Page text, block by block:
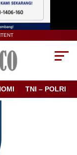
TNI – POLRI